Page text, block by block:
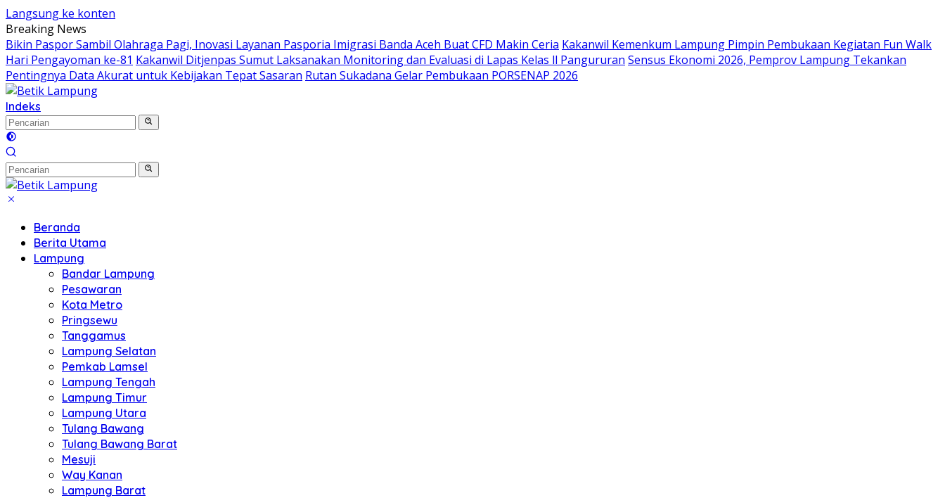
Langsung ke konten
Breaking News
Bikin Paspor Sambil Olahraga Pagi, Inovasi Layanan Pasporia Imigrasi Banda Aceh Buat CFD Makin Ceria Kakanwil Kemenkum Lampung Pimpin Pembukaan Kegiatan Fun Walk
Hari Pengayoman ke-81 Kakanwil Ditjenpas Sumut Laksanakan Monitoring dan Evaluasi di Lapas Kelas ll Pangururan Sensus Ekonomi 2026, Pemprov Lampung Tekankan
Pentingnya Data Akurat untuk Kebijakan Tepat Sasaran Rutan Sukadana Gelar Pembukaan PORSENAP 2026
Indeks
Beranda
Berita Utama
Lampung
Bandar Lampung
Pesawaran
Kota Metro
Pringsewu
Tanggamus
Lampung Selatan
Pemkab Lamsel
Lampung Tengah
Lampung Timur
Lampung Utara
Tulang Bawang
Tulang Bawang Barat
Mesuji
Way Kanan
Lampung Barat